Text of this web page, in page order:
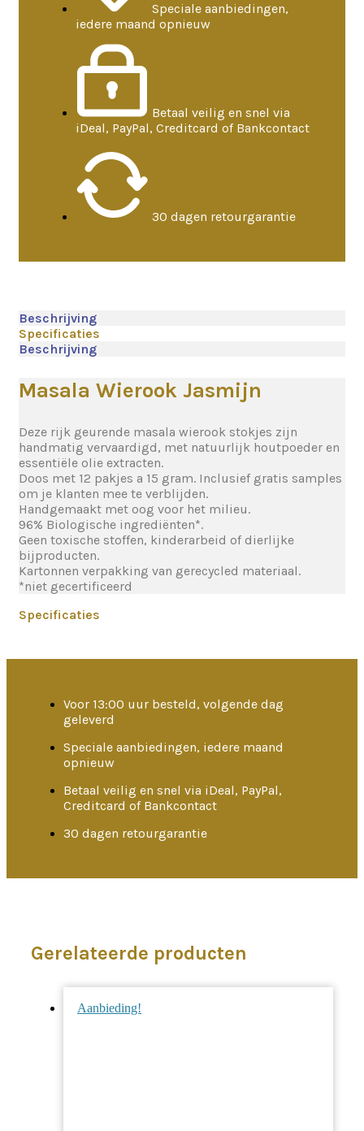
Speciale aanbiedingen,
iedere maand opnieuw
Betaal veilig en snel via
iDeal, PayPal, Creditcard of Bankcontact
30 dagen retourgarantie
Beschrijving
Specificaties
Beschrijving
Masala Wierook Jasmijn
Deze rijk geurende masala wierook stokjes zijn
handmatig vervaardigd, met natuurlijk houtpoeder en
essentiële olie extracten.
Doos met 12 pakjes a 15 gram. Inclusief gratis samples
om je klanten mee te verblijden.
Handgemaakt met oog voor het milieu.
96% Biologische ingrediënten*.
Geen toxische stoffen, kinderarbeid of dierlijke
bijproducten.
Kartonnen verpakking van gerecycled materiaal.
*niet gecertificeerd
Specificaties
Voor 13:00 uur besteld, volgende dag
geleverd
Speciale aanbiedingen, iedere maand
opnieuw
Betaal veilig en snel via iDeal, PayPal,
Creditcard of Bankcontact
30 dagen retourgarantie
Gerelateerde producten
Aanbieding!